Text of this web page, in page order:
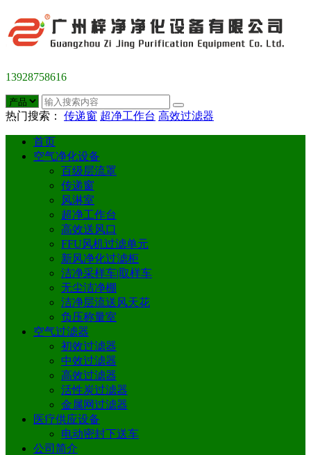
13928758616
热门搜索： 传递窗 超净工作台 高效过滤器
首页
空气净化设备
百级层流罩
传递窗
风淋室
超净工作台
高效送风口
FFU风机过滤单元
新风净化过滤柜
洁净采样车|取样车
无尘洁净棚
洁净层流送风天花
负压称量室
空气过滤器
初效过滤器
中效过滤器
高效过滤器
活性炭过滤器
金属网过滤器
医疗供应设备
电动密封下送车
公司简介